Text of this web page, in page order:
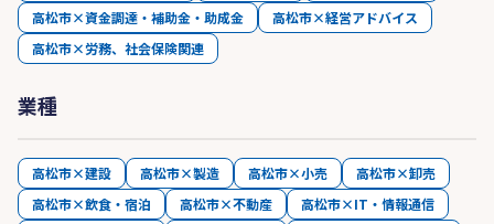
高松市×資金調達・補助金・助成金
高松市×経営アドバイス
高松市×労務、社会保険関連
業種
高松市×建設 高松市×製造 高松市×小売
高松市×卸売
高松市×飲食・宿泊
高松市×不動産
高松市×IT・情報通信